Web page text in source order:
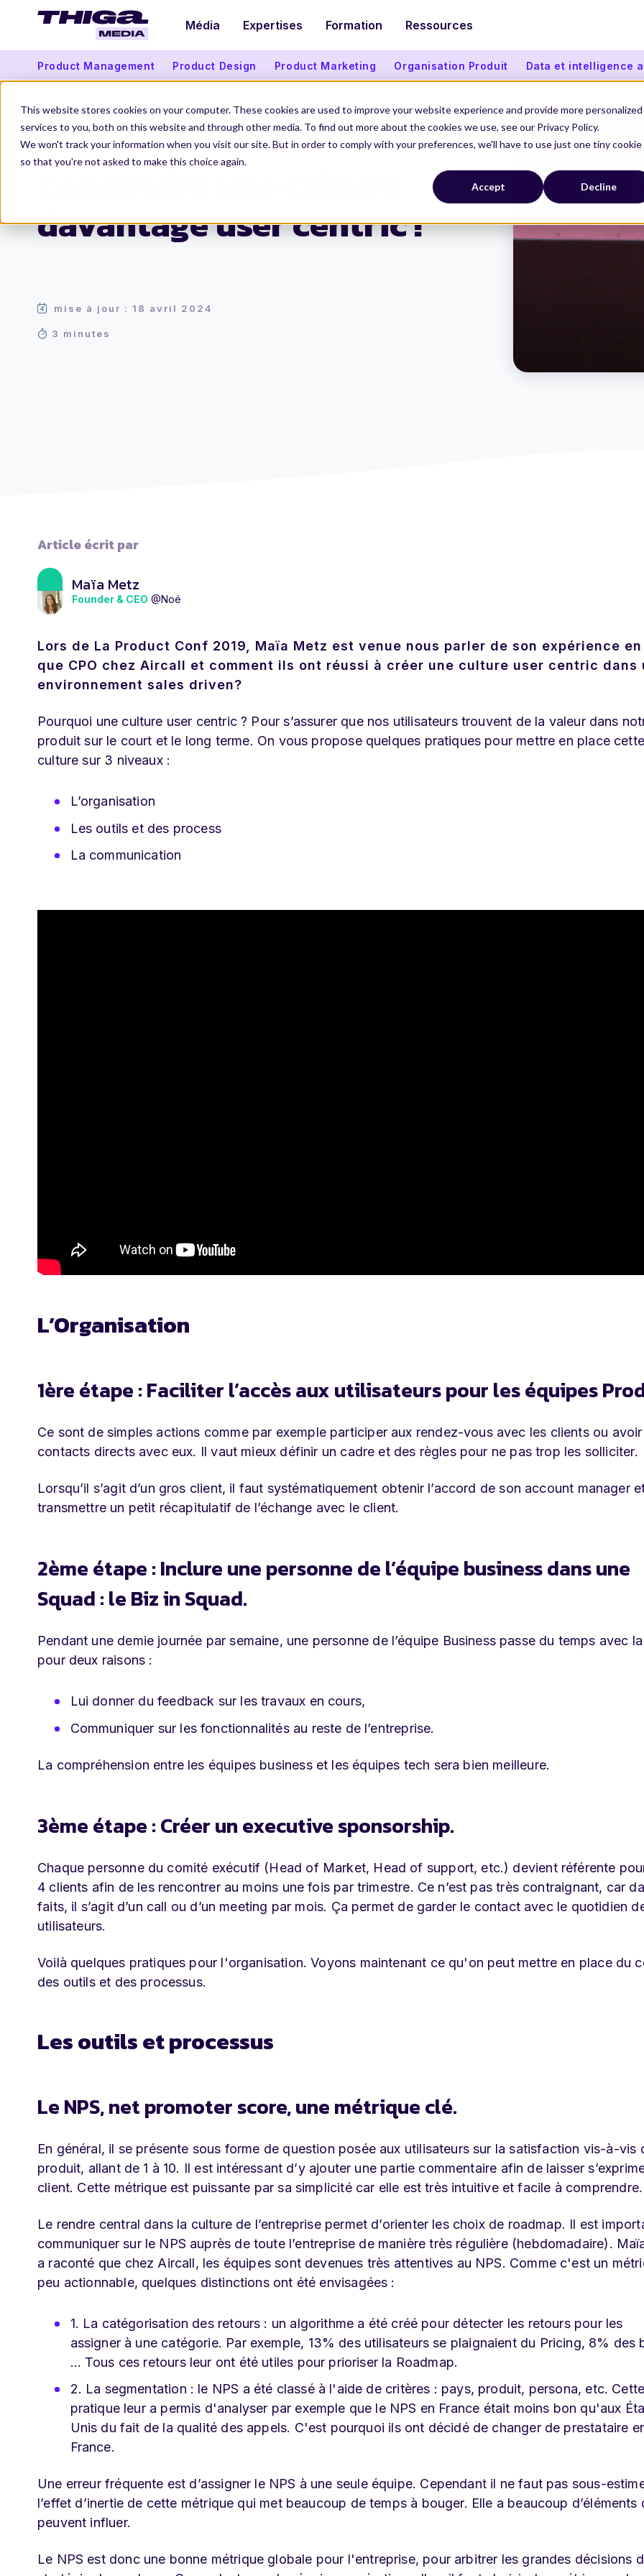
This website stores cookies on your computer. These cookies are used to improve your website experience and provide more personalized
services to you, both on this website and through other media. To find out more about the cookies we use, see our Privacy Policy.
We won't track your information when you visit our site. But in order to comply with your preferences, we'll have to use just one tiny cookie
so that you're not asked to make this choice again.
Accept Decline
Média Expertises Formation Ressources
Product Management Product Design Product Marketing Organisation Produit Data et intelligence
Thiga Media Product Management Construire une culture davantage user centric !
Construire une culture
davantage user centric !
mise à jour : 18 avril 2024
3 minutes
Article écrit par
Maïa Metz
Founder & CEO @Noé
Lors de La Product Conf 2019, Maïa Metz est venue nous parler de son expérience
que CPO chez Aircall et comment ils ont réussi à créer une culture user centric dans
environnement sales driven?
Pourquoi une culture user centric ? Pour s’assurer que nos utilisateurs trouvent de la valeur dans
produit sur le court et le long terme. On vous propose quelques pratiques pour mettre en place cette
culture sur 3 niveaux :
L’organisation
Les outils et des process
La communication
L’Organisation
1ère étape : Faciliter l’accès aux utilisateurs pour les équipes
Ce sont de simples actions comme par exemple participer aux rendez-vous avec les clients ou
contacts directs avec eux. Il vaut mieux définir un cadre et des règles pour ne pas trop les solliciter.
Lorsqu’il s’agit d’un gros client, il faut systématiquement obtenir l’accord de son account manager
transmettre un petit récapitulatif de l’échange avec le client.
2ème étape : Inclure une personne de l’équipe business dans une
Squad : le Biz in Squad.
Pendant une demie journée par semaine, une personne de l’équipe Business passe du temps avec
pour deux raisons :
Lui donner du feedback sur les travaux en cours,
Communiquer sur les fonctionnalités au reste de l’entreprise.
La compréhension entre les équipes business et les équipes tech sera bien meilleure.
3ème étape : Créer un executive sponsorship.
Chaque personne du comité exécutif (Head of Market, Head of support, etc.) devient référente
4 clients afin de les rencontrer au moins une fois par trimestre. Ce n’est pas très contraignant, car
faits, il s’agit d’un call ou d’un meeting par mois. Ça permet de garder le contact avec le quotidien
utilisateurs.
Voilà quelques pratiques pour l'organisation. Voyons maintenant ce qu'on peut mettre en place du
des outils et des processus.
Les outils et processus
Le NPS, net promoter score, une métrique clé.
En général, il se présente sous forme de question posée aux utilisateurs sur la satisfaction vis-à-vis
produit, allant de 1 à 10. Il est intéressant d’y ajouter une partie commentaire afin de laisser
client. Cette métrique est puissante par sa simplicité car elle est très intuitive et facile à comprendre.
Le rendre central dans la culture de l’entreprise permet d’orienter les choix de roadmap. Il est
communiquer sur le NPS auprès de toute l’entreprise de manière très régulière (hebdomadaire).
a raconté que chez Aircall, les équipes sont devenues très attentives au NPS. Comme c'est un
peu actionnable, quelques distinctions ont été envisagées :
1. La catégorisation des retours : un algorithme a été créé pour détecter les retours pour les
assigner à une catégorie. Par exemple, 13% des utilisateurs se plaignaient du Pricing, 8% des
… Tous ces retours leur ont été utiles pour prioriser la Roadmap.
2. La segmentation : le NPS a été classé à l'aide de critères : pays, produit, persona, etc. Cette
pratique leur a permis d'analyser par exemple que le NPS en France était moins bon qu'aux
Unis du fait de la qualité des appels. C'est pourquoi ils ont décidé de changer de prestataire
France.
Une erreur fréquente est d’assigner le NPS à une seule équipe. Cependant il ne faut pas sous-
l’effet d’inertie de cette métrique qui met beaucoup de temps à bouger. Elle a beaucoup d’éléments
peuvent influer.
Le NPS est donc une bonne métrique globale pour l'entreprise, pour arbitrer les grandes décisions